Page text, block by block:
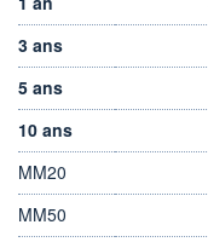
3 ans
5 ans
10 ans
MM20
MM50